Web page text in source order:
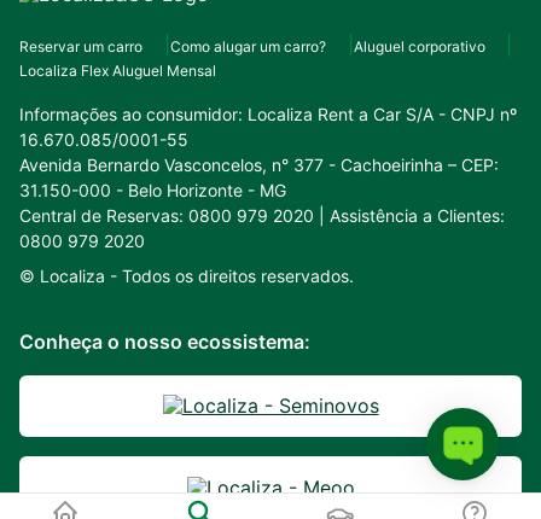
Reservar um carro Como alugar um carro?
Aluguel corporativo
Localiza Flex Aluguel Mensal
Informações ao consumidor: Localiza Rent a Car S/A - CNPJ nº
16.670.085/0001-55
Avenida Bernardo Vasconcelos, n° 377 - Cachoeirinha – CEP:
31.150-000 - Belo Horizonte - MG
Central de Reservas: 0800 979 2020 | Assistência a Clientes:
0800 979 2020
© Localiza - Todos os direitos reservados.
Conheça o nosso ecossistema: